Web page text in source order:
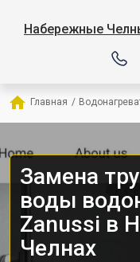
Набережные
Главная /
Замена
воды
Zanussi в
Челнах